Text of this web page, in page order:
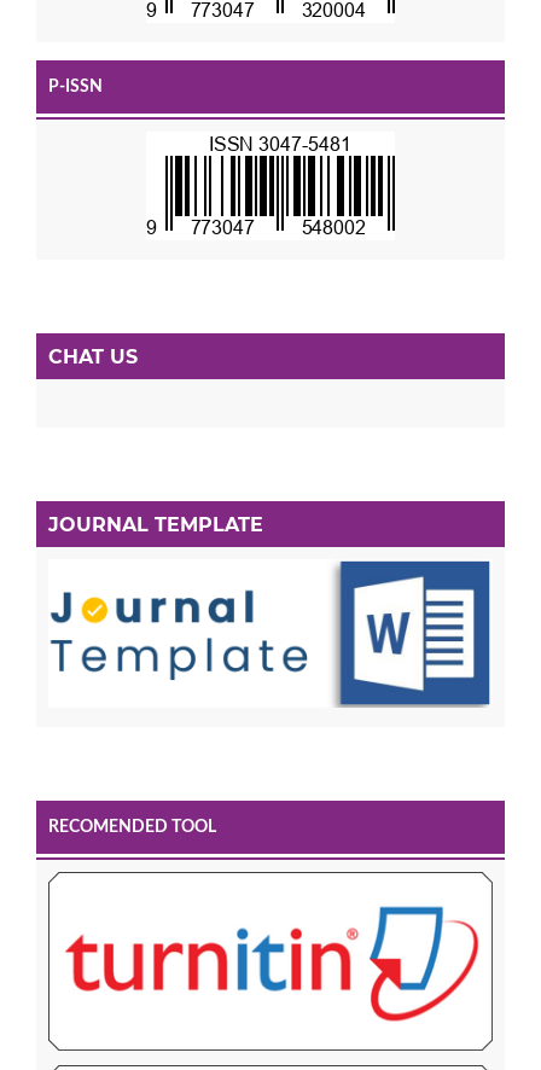
P-ISSN
CHAT US
JOURNAL TEMPLATE
RECOMENDED TOOL